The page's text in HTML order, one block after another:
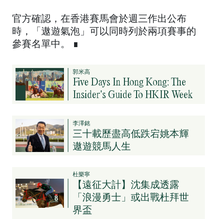
官方確認，在香港賽馬會於週三作出公布
時，「遨遊氣泡」可以同時列於兩項賽事的
參賽名單中。 ∎
郭米高
Five Days In Hong Kong: The
Insider's Guide To HKIR Week
李澤銘
三十載歷盡高低跌宕姚本輝
遨遊競馬人生
杜樂寧
【遠征大計】沈集成透露
「浪漫勇士」或出戰杜拜世
界盃